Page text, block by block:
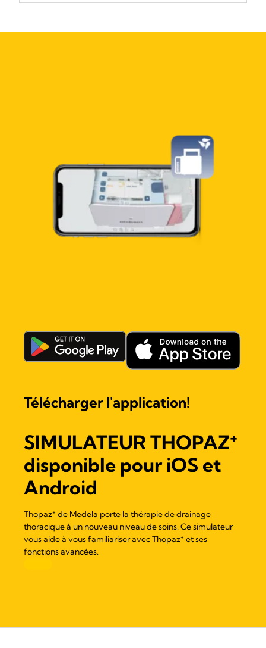
Télécharger l'application!
SIMULATEURTHOPAZ+
disponible pour iOS et
Android
Thopaz+ de Medela porte la thérapie de drainage
thoracique à un nouveau niveau de soins. Ce simulateur
vous aide à vous familiariser avecThopaz+ et ses
fonctions avancées.